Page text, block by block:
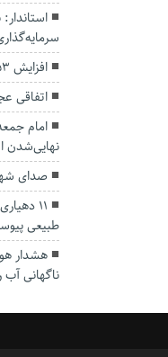
افزایش ۵۳ درصدی بارندگی‌ها در گلستان
اتفاقی
امام
صدای
۱۱
طبیعی
هشدار
ناگهانی